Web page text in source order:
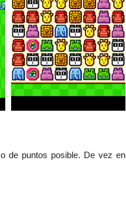
de puntos posible. De vez en